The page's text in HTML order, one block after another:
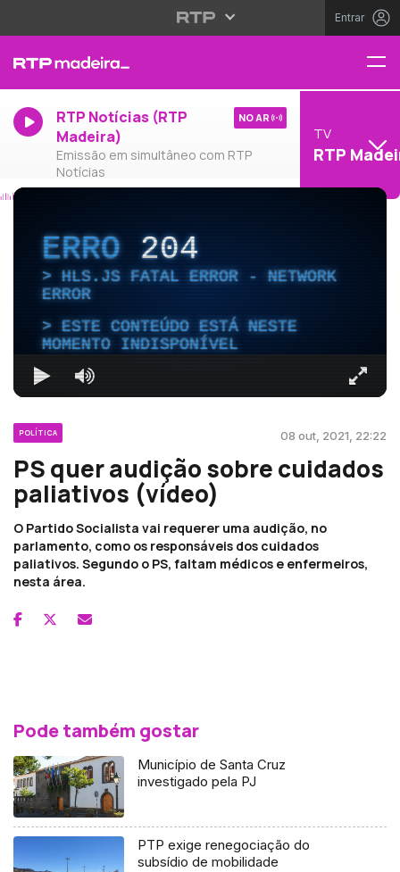
Entrar
RTP Notícias (RTP
Madeira)
Emissão em simultâneo com RTP
Notícias
NO AR
TV
RTP
ERRO204
HLS.JS FATAL ERROR - NETWORK
ERROR
ESTE CONTEÚDO ESTÁ NESTE
MOMENTO INDISPONÍVEL
POLÍTICA 08 out, 2021, 22:22
PS quer audição sobre cuidados
paliativos (vídeo)
O Partido Socialista vai requerer uma audição, no
parlamento, como os responsáveis dos cuidados
paliativos. Segundo o PS, faltam médicos e enfermeiros,
nesta área.
Pode também gostar
Município de Santa Cruz
investigado pela PJ
PTP exige renegociação do
subsídio de mobilidade